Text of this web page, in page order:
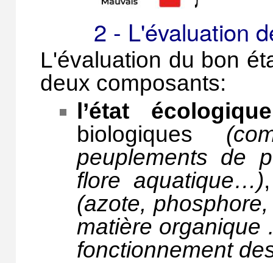
2 - L'évaluation
L'évaluation du bon
deux composants:
l’état écologique
biologiques
peuplements de
flore aquatique…)
(azote,
matière
fonctionnement